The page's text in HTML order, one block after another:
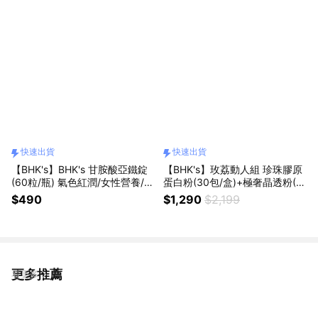
快速出貨
【BHK's】BHK's 甘胺酸亞鐵錠
(60粒/瓶) 氣色紅潤/女性營養/純
素/快速出貨
$490
快速出貨
【BHK's】玫荔動人組 珍珠膠原
蛋白粉(30包/盒)+極奢晶透粉(3
0包/盒)+花提袋 情人節禮物/閨
密禮物/520告白/快速出貨
$1,290 $2,199
更多推薦
看更多